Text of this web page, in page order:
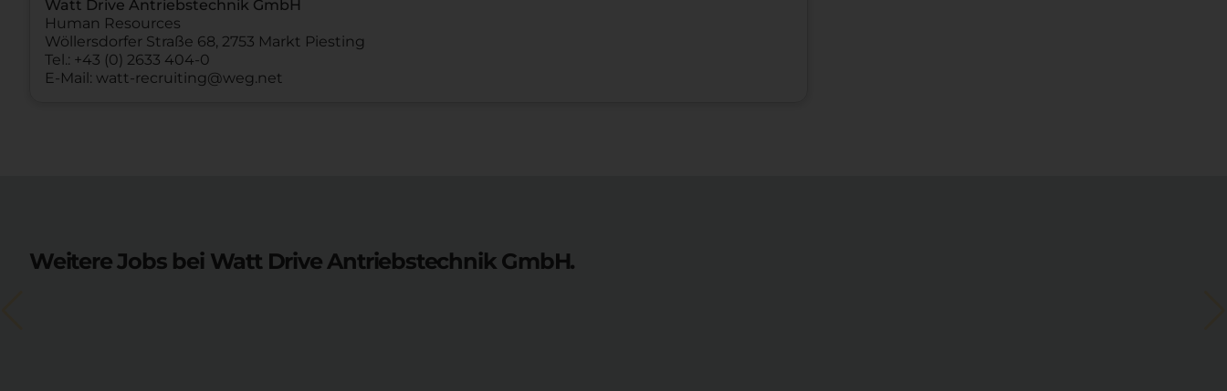
Watt Drive Antriebstechnik GmbH
Human Resources
Wöllersdorfer Straße 68, 2753 Markt Piesting
Tel.: +43 (0) 2633 404-0
E-Mail: watt-recruiting@weg.net
Weitere Jobs bei Watt Drive Antriebstechnik GmbH.